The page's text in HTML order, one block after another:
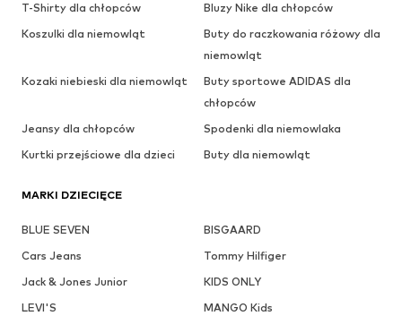
T-Shirty dla chłopców
Bluzy Nike dla chłopców
Koszulki dla niemowląt
Buty do raczkowania różowy dla
niemowląt
Kozaki niebieski dla niemowląt
Buty sportowe ADIDAS dla
chłopców
Jeansy dla chłopców
Spodenki dla niemowlaka
Kurtki przejściowe dla dzieci
Buty dla niemowląt
MARKI DZIECIĘCE
BLUE SEVEN
BISGAARD
Cars Jeans
Tommy Hilfiger
Jack & Jones Junior
KIDS ONLY
LEVI'S
MANGO Kids